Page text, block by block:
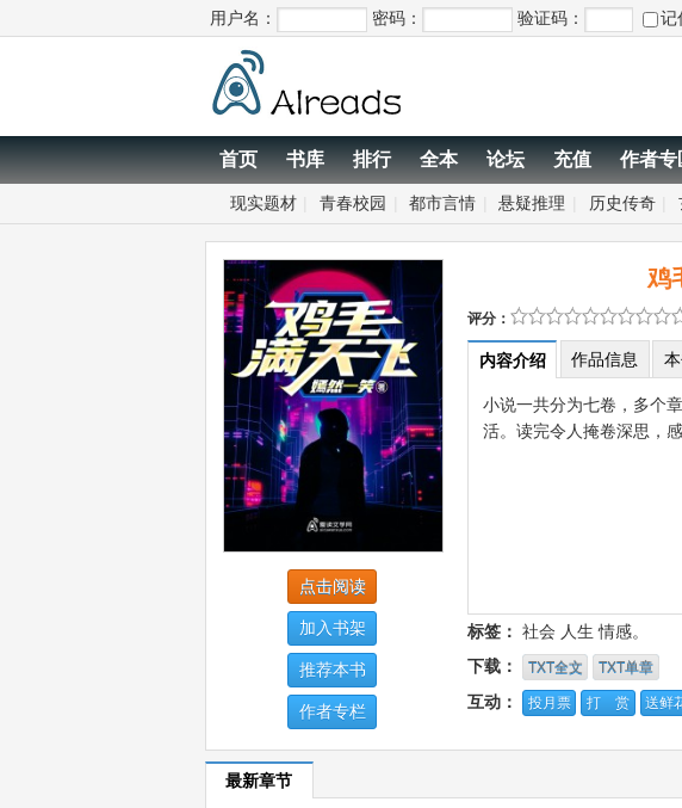
用户名： 密码： 验证码： 记
首页 书库 排行 全本 论坛 充值 作者专
现实题材 青春校园 都市言情 悬疑推理 历史传奇
点击阅读
加入书架
推荐本书
作者专栏
鸡
评分：
内容介绍 作品信息
小说一共分为七卷，多个
活。读完令人掩卷深思，感
标签： 社会 人生 情感。
下载：
TXT全文 TXT单章
互动： 投月票 打 赏 送鲜
最新章节